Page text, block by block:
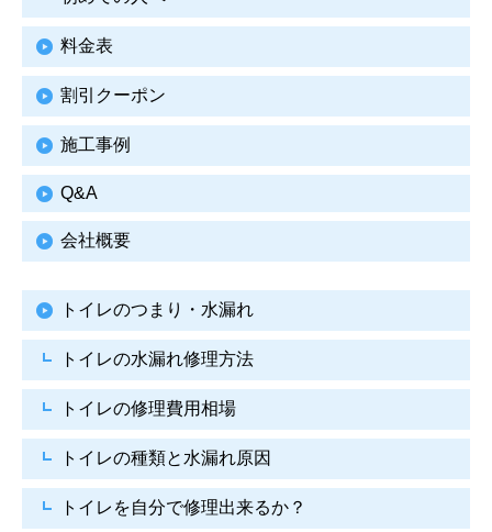
料金表
割引クーポン
施工事例
Q&A
会社概要
トイレのつまり・水漏れ
トイレの水漏れ修理方法
トイレの修理費用相場
トイレの種類と水漏れ原因
トイレを自分で修理出来るか？